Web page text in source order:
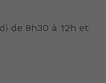
de 8h30 à 12h et